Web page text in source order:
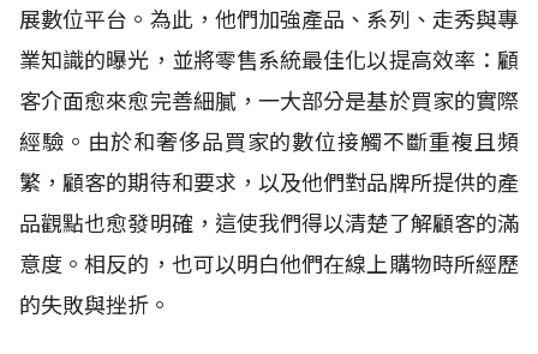
展數位平台。為此，他們加強產品、系列、走秀與專
業知識的曝光，並將零售系統最佳化以提高效率：顧
客介面愈來愈完善細膩，一大部分是基於買家的實際
經驗。由於和奢侈品買家的數位接觸不斷重複且頻
繁，顧客的期待和要求，以及他們對品牌所提供的產
品觀點也愈發明確，這使我們得以清楚了解顧客的滿
意度。相反的，也可以明白他們在線上購物時所經歷
的失敗與挫折。